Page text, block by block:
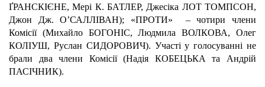
ҐРАНСКІЄНЕ, Мері К. БАТЛЕР, Джесіка ЛОТ ТОМПСОН,
Джон Дж. О’САЛЛІВАН); «ПРОТИ» – чотири члени
Комісії (Михайло БОГОНІС, Людмила ВОЛКОВА, Олег
КОЛІУШ, Руслан СИДОРОВИЧ). Участі у голосуванні не
брали два члени Комісії (Надія КОБЕЦЬКА та Андрій
ПАСІЧНИК).